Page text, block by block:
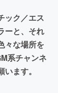
ック／エス
ーと、それ
々な場所を
系チャンネ
ます。